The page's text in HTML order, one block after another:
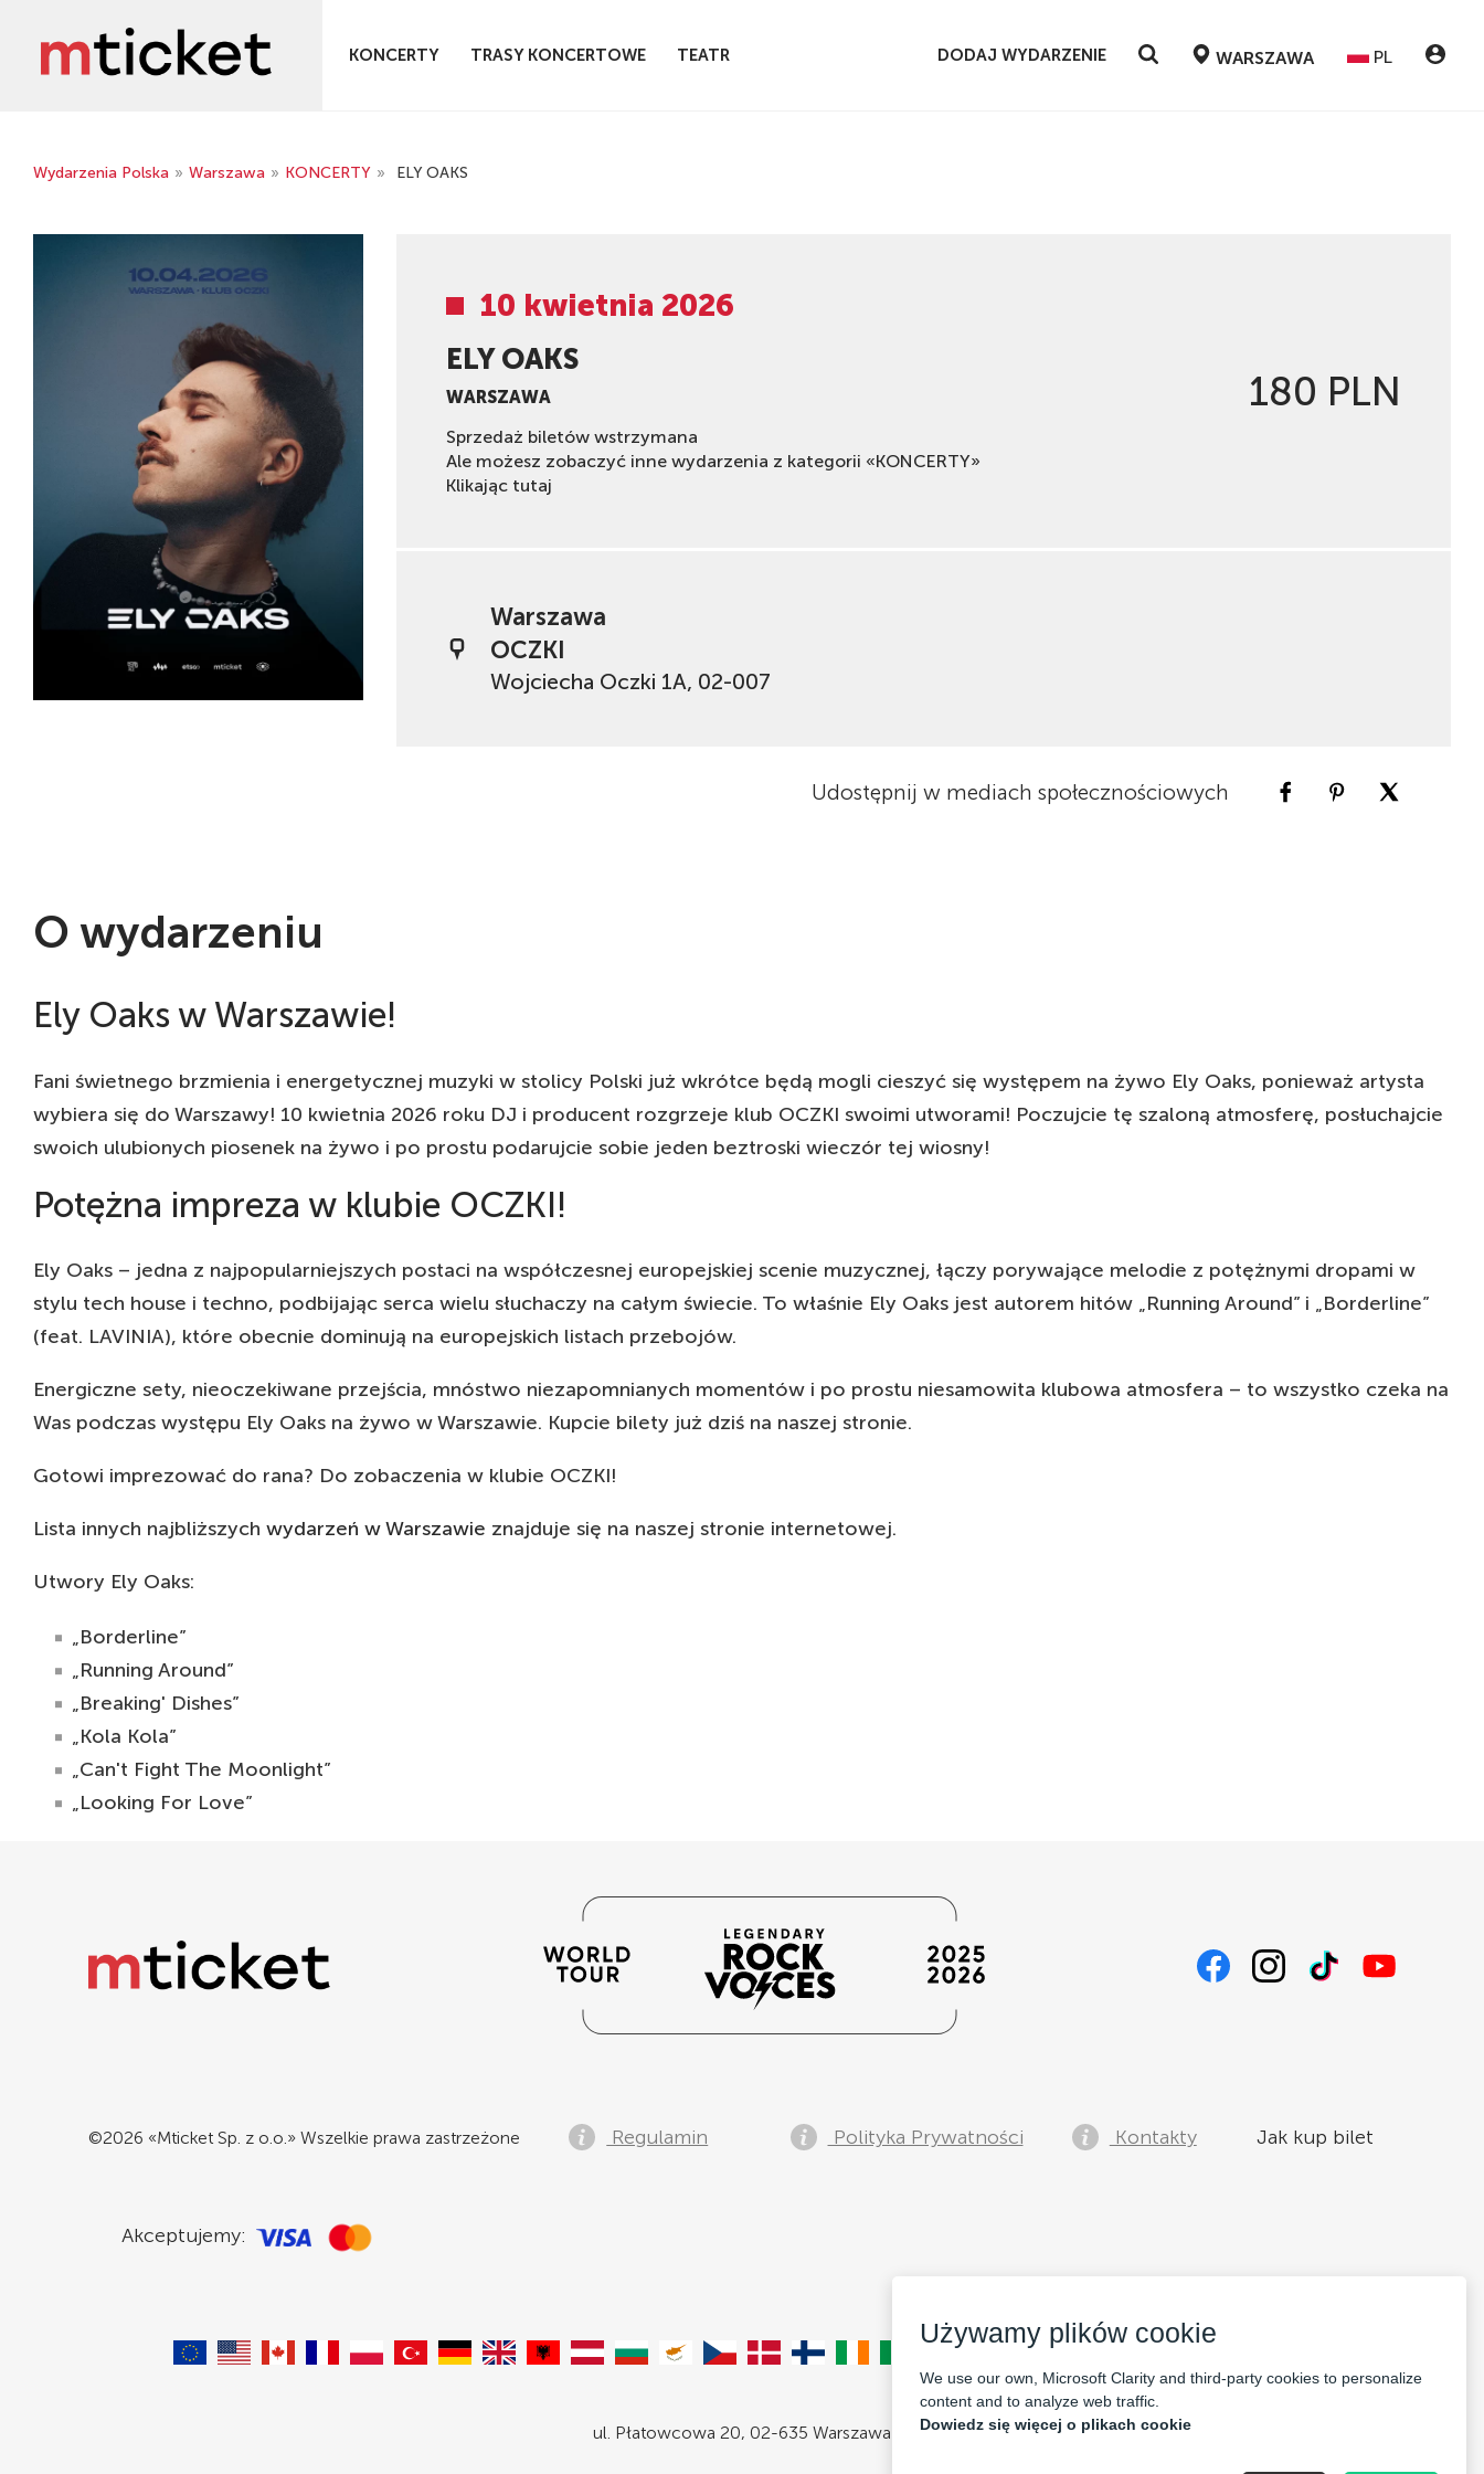
KONCERTY TRASY KONCERTOWE TEATR DODAJ WYDARZENIE WARSZAWA PL
Wydarzenia Polska » Warszawa » KONCERTY » ELY OAKS
10 kwietnia 2026
ELY OAKS
WARSZAWA
Sprzedaż biletów wstrzymana
Ale możesz zobaczyć inne wydarzenia z kategorii «KONCERTY»
Klikając tutaj
180 PLN
Warszawa
OCZKI
Wojciecha Oczki 1A, 02-007
Udostępnij w mediach społecznościowych
O wydarzeniu
Ely Oaks w Warszawie!
Fani świetnego brzmienia i energetycznej muzyki w stolicy Polski już wkrótce będą mogli cieszyć się występem na żywo Ely Oaks, ponieważ artysta
wybiera się do Warszawy! 10 kwietnia 2026 roku DJ i producent rozgrzeje klub OCZKI swoimi utworami! Poczujcie tę szaloną atmosferę, posłuchajcie
swoich ulubionych piosenek na żywo i po prostu podarujcie sobie jeden beztroski wieczór tej wiosny!
Potężna impreza w klubie OCZKI!
Ely Oaks – jedna z najpopularniejszych postaci na współczesnej europejskiej scenie muzycznej, łączy porywające melodie z potężnymi dropami w
stylu tech house i techno, podbijając serca wielu słuchaczy na całym świecie. To właśnie Ely Oaks jest autorem hitów „Running Around” i „Borderline”
(feat. LAVINIA), które obecnie dominują na europejskich listach przebojów.
Energiczne sety, nieoczekiwane przejścia, mnóstwo niezapomnianych momentów i po prostu niesamowita klubowa atmosfera – to wszystko czeka na
Was podczas występu Ely Oaks na żywo w Warszawie. Kupcie bilety już dziś na naszej stronie.
Gotowi imprezować do rana? Do zobaczenia w klubie OCZKI!
Lista innych najbliższych wydarzeń w Warszawie znajduje się na naszej stronie internetowej.
Utwory Ely Oaks:
„Borderline”
„Running Around”
„Breaking' Dishes”
„Kola Kola”
„Can't Fight The Moonlight”
„Looking For Love”
©2026 «Mticket Sp. z o.o.» Wszelkie prawa zastrzeżone Regulamin Polityka Prywatności Kontakty Jak kup bilet
Akceptujemy:
ul. Płatowcowa 20, 02-635 Warszawa
Używamy plików cookie
We use our own, Microsoft Clarity and third-party cookies to personalize
content and to analyze web traffic.
Dowiedz się więcej o plikach cookie